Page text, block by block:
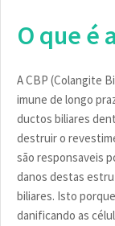
O que é
A CBP (Colangite
imune de longo
ductos biliares
destruir o
são responsaveis
danos destas
biliares. Isto
danificando as